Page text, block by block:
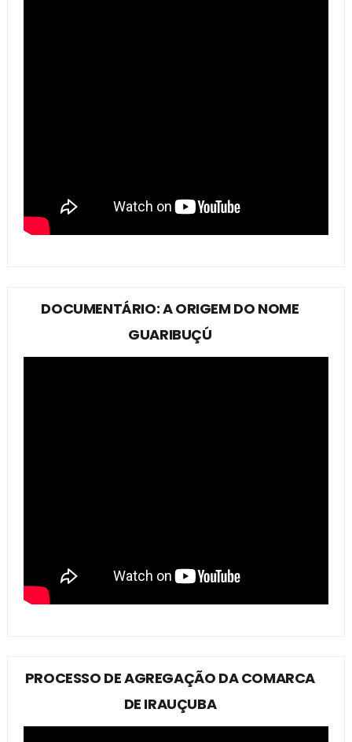
DOCUMENTÁRIO: A ORIGEM DO NOME
GUARIBUÇÚ
PROCESSO DE AGREGAÇÃO DA COMARCA
DE IRAUÇUBA